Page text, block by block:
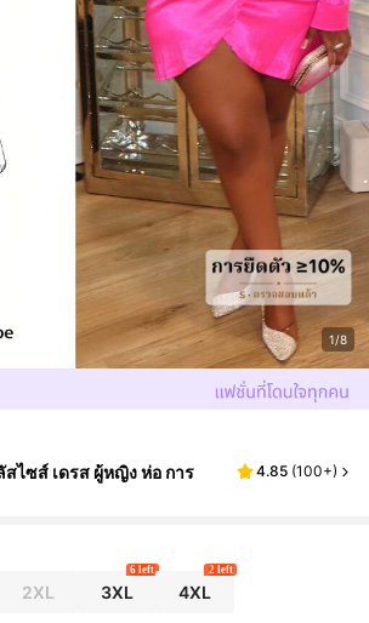
1/8
ไซส์ เดรส ผู้หญิง ห่อ การ
4.85 (100+)
2XL 3XL
6 left
4XL
2 left